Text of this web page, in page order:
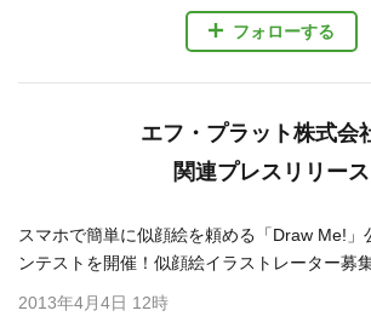
フォローする
エフ・プラット株式会
関連プレスリリース
スマホで簡単に似顔絵を頼める「Draw Me!」
ンテストを開催！似顔絵イラストレーター募
2013年4月4日 12時